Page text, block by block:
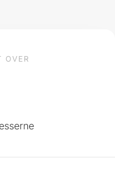
OVER